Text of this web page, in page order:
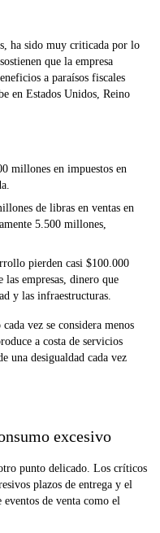
ha sido muy criticada por lo
que la empresa
a paraísos fiscales
en Estados Unidos, Reino
millones en impuestos en
de libras en ventas en
5.500 millones,
pierden casi $100.000
empresas, dinero que
y las infraestructuras.
vez se considera menos
a costa de servicios
una desigualdad cada vez
excesivo
punto delicado. Los críticos
plazos de entrega y el
de venta como el